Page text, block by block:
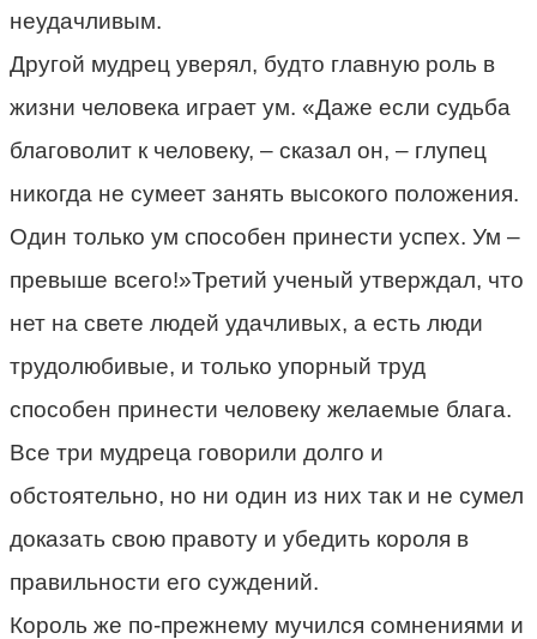
неудачливым.
Другой мудрец уверял, будто главную роль в
жизни человека играет ум. «Даже если судьба
благоволит к человеку, – сказал он, – глупец
никогда не сумеет занять высокого положения.
Один только ум способен принести успех. Ум –
превыше всего!»Третий ученый утверждал, что
нет на свете людей удачливых, а есть люди
трудолюбивые, и только упорный труд
способен принести человеку желаемые блага.
Все три мудреца говорили долго и
обстоятельно, но ни один из них так и не сумел
доказать свою правоту и убедить короля в
правильности его суждений.
Король же по-прежнему мучился сомнениями и